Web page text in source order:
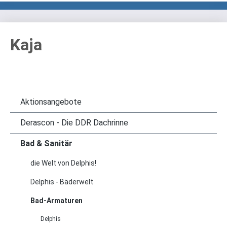
Kaja
Aktionsangebote
Derascon - Die DDR Dachrinne
Bad & Sanitär
die Welt von Delphis!
Delphis - Bäderwelt
Bad-Armaturen
Delphis